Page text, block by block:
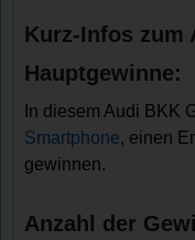
Kurz-Infos zum
Hauptgewinne:
In diesem Audi BKK
Smartphone, einen
gewinnen.
Anzahl der